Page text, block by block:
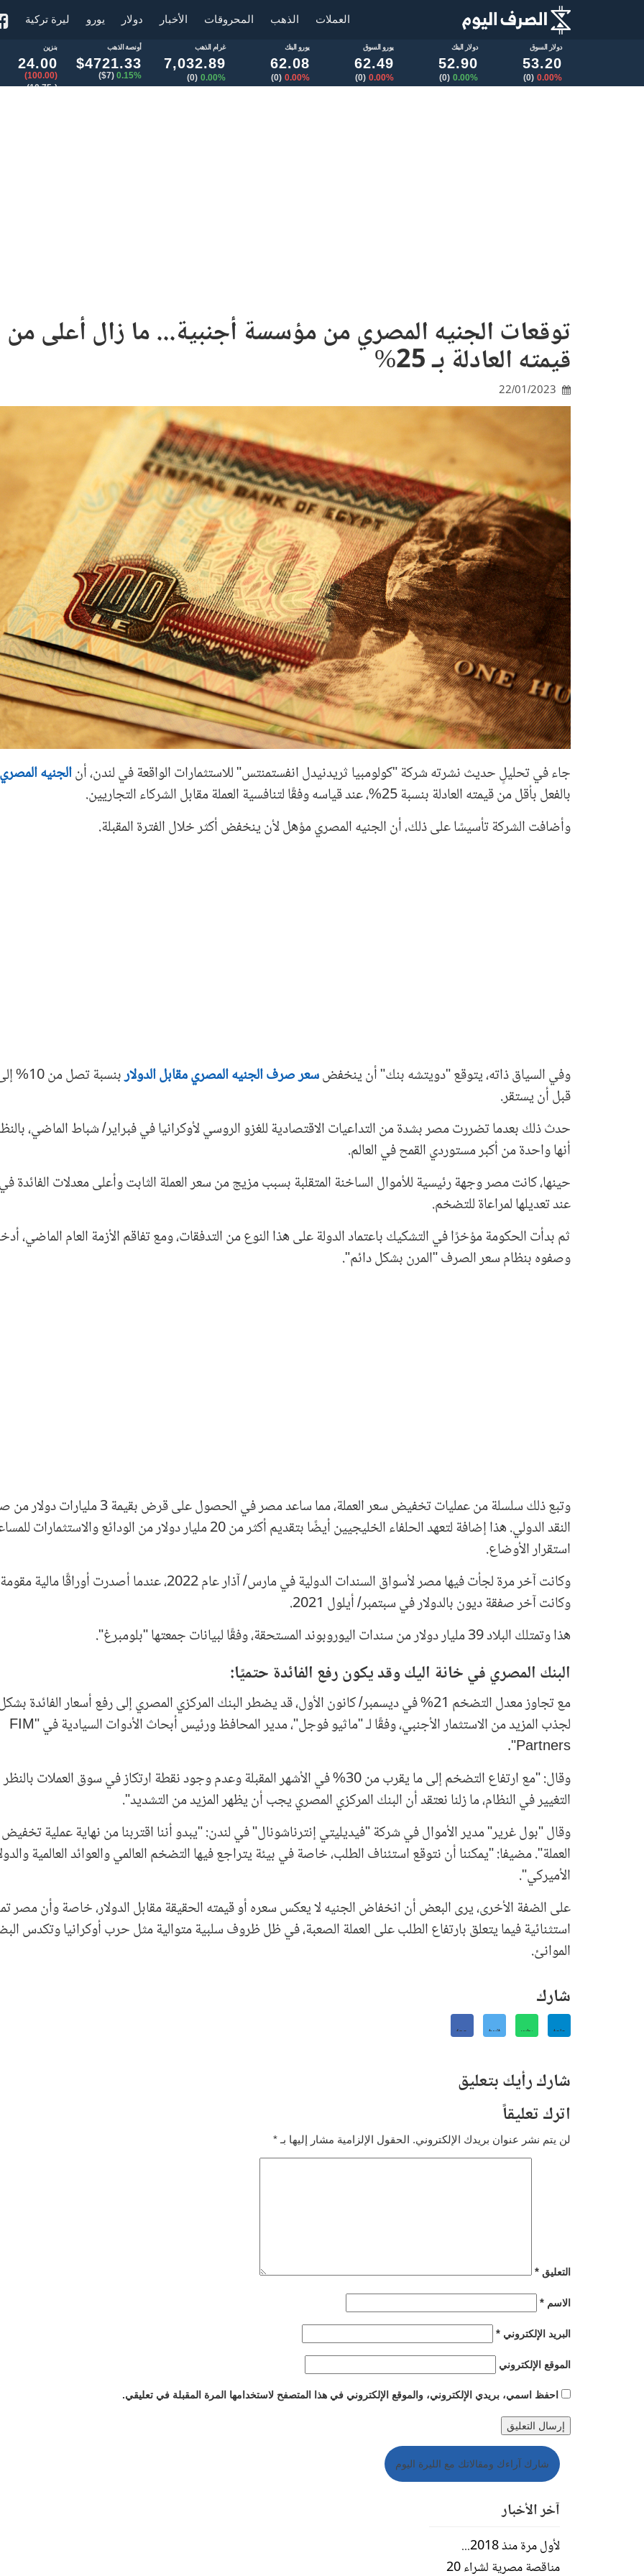
العملات الذهب المحروقات الأخبار دولار يورو ليرة تركية
دولار السوق
53.20
0.00%
(0)
دولار البنك
52.90
0.00%
(0)
يورو السوق
62.49
0.00%
(0)
يورو البنك
62.08
0.00%
(0)
غرام الذهب
7,032.89
0.00%
(0)
أونصة الذهب
$4721.33
0.15%
($7)
بنزين
24.00
(100.00)
(-10.75)
توقعات الجنيه المصري من مؤسسة أجنبية... ما زال أعلى من
قيمته العادلة بـ 25%
22/01/2023
جاء في تحليلٍ حديث نشرته شركة "كولومبيا ثريدنيدل انفستمنتس" للاستثمارات الواقعة في لندن، أنالجنيه المصري
بالفعل بأقل من قيمته العادلة بنسبة 25%، عند قياسه وفقًا لتنافسية العملة مقابل الشركاء التجاريين.
وأضافت الشركة تأسيسًا على ذلك، أن الجنيه المصري مؤهل لأن ينخفض أكثر خلال الفترة المقبلة.
وفي السياق ذاته، يتوقع "دويتشه بنك" أن ينخفضسعر صرف الجنيه المصري مقابل الدولار
قبل أن يستقر.
حدث ذلك بعدما تضررت مصر بشدة من التداعيات الاقتصادية للغزو الروسي لأوكرانيا في فبراير/ شباط الماضي،
أنها واحدة من أكبر مستوردي القمح في العالم.
حينها، كانت مصر وجهة رئيسية للأموال الساخنة المتقلبة بسبب مزيج من سعر العملة الثابت وأعلى معدلات الفائدة في
عند تعديلها لمراعاة للتضخم.
ثم بدأت الحكومة مؤخرًا في التشكيك باعتماد الدولة على هذا النوع من التدفقات، ومع تفاقم الأزمة العام الماضي،
وصفوه بنظام سعر الصرف "المرن بشكل دائم".
وتبع ذلك سلسلة من عمليات تخفيض سعر العملة، مما ساعد مصر في الحصول على قرض
النقد الدولي. هذا إضافة لتعهد الحلفاء الخليجيين أيضًا بتقديم أكثر من 20 مليار دولار من الودائع
استقرار الأوضاع.
وكانت آخر مرة لجأت فيها مصر لأسواق السندات الدولية في مارس/ آذار عام 2022، عندما أصدرت
وكانت آخر صفقة ديون بالدولار في سبتمبر/ أيلول 2021.
هذا وتمتلك البلاد 39 مليار دولار من سندات اليوروبوند المستحقة، وفقًا لبيانات جمعتها "بلومبرغ".
البنك المصري في خانة اليك وقد يكون رفع الفائدة حتميًا:
مع تجاوز معدل التضخم 21% في ديسمبر/ كانون الأول، قد يضطر البنك المركزي المصري إلى رفع أسعار الفائدة
لجذب المزيد من الاستثمار الأجنبي، وفقًا لـ "ماثيو فوجل"، مدير المحافظ ورئيس أبحاث الأدوات السيادية في "FIM
Partners".
وقال: "مع ارتفاع التضخم إلى ما يقرب من 30% في الأشهر المقبلة وعدم وجود نقطة ارتكاز في سوق العملات
التغيير في النظام، ما زلنا نعتقد أن البنك المركزي المصري يجب أن يظهر المزيد من التشديد".
وقال "بول غرير" مدير الأموال في شركة "فيديليتي إنترناشونال" في لندن: "يبدو أننا اقتربنا من نهاية عملية
العملة". مضيفا: "يمكننا أن نتوقع استئناف الطلب، خاصة في بيئة يتراجع فيها التضخم العالمي والعوائد العالمية
الأميركي".
على الضفة الأخرى، يرى البعض أن انخفاض الجنيه لا يعكس سعره أو قيمته الحقيقة مقابل الدولار، خاصة وأن مصر
استثنائية فيما يتعلق بارتفاع الطلب على العملة الصعبة، في ظل ظروف سلبية متوالية مثل حرب أوكرانيا وتكدس
الموانئ.
شارك
شارك رأيك بتعليق
اترك تعليقاً
لن يتم نشر عنوان بريدك الإلكتروني. الحقول الإلزامية مشار إليها بـ *
التعليق *
الاسم *
البريد الإلكتروني *
الموقع الإلكتروني
احفظ اسمي، بريدي الإلكتروني، والموقع الإلكتروني في هذا المتصفح لاستخدامها المرة المقبلة في تعليقي.
شارك آراءك ومقالاتك مع الليرة اليوم
آخر الأخبار
لأول مرة منذ 2018...
مناقصة مصرية لشراء 20